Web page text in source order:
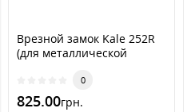
Врезной замок Kale 252R
(для металлической
0
825.00грн.